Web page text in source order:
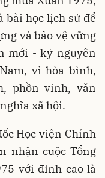
học lịch sử để
và bảo vệ vững
mới - kỷ nguyên
vì hòa bình,
phồn vinh, văn
xã hội.
Học viện Chính
nhận cuộc Tổng
với đỉnh cao là